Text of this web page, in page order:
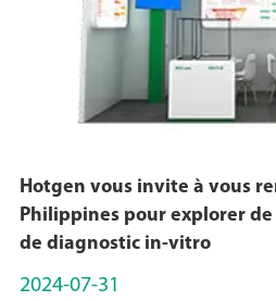
Hotgen vous invite à vous
Philippines pour explorer
de diagnostic in-vitro
2024-07-31